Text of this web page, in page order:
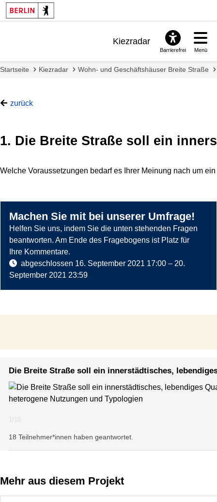
Kiezradar
FAQ & Support
Barrierefrei Menü
Startseite Kiezradar Wohn- und Geschäftshäuser Breite Straße
zurück
1. Die Breite Straße soll ein
Welche Voraussetzungen bedarf es Ihrer Meinung nach um
Machen Sie mit bei unserer Umfrage!
Helfen Sie uns, indem Sie die unten stehenden Fragen
beantworten. Am Ende des Fragebogens ist Platz für
Ihre Kommentare.
abgeschlossen 16. September 2021 17:00 – 20.
September 2021 23:59
Die Breite Straße soll ein innerstädtisches,
heterogene Nutzungen und Typologien
1 18
18 Teilnehmer*innen haben geantwortet.
Mehr aus diesem Projekt